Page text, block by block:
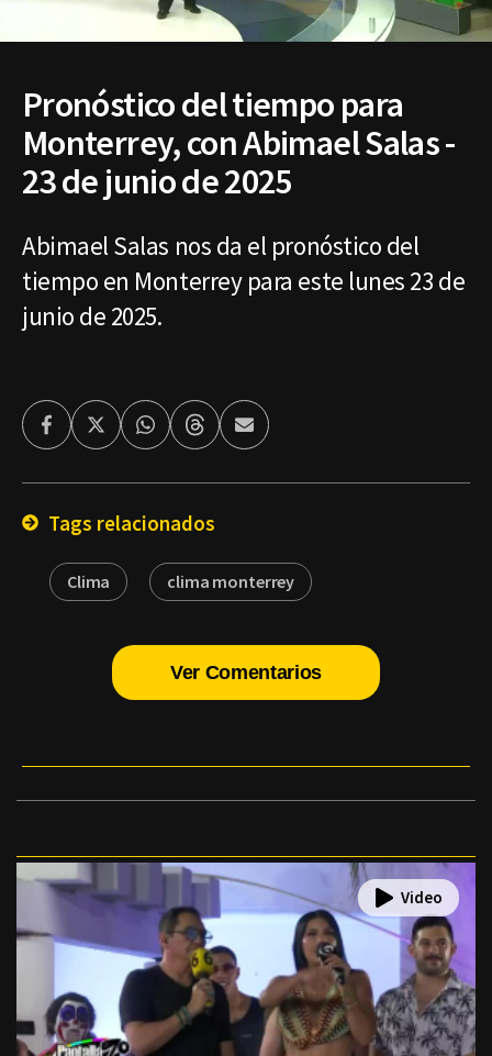
Pronóstico del tiempo para
Monterrey, con Abimael Salas -
23 de junio de 2025
Abimael Salas nos da el pronóstico del
tiempo en Monterrey para este lunes 23 de
junio de 2025.
FacebookTwitterWhatsappThreadsEnviar
por
Tags relacionados
Clima clima monterrey
Ver Comentarios